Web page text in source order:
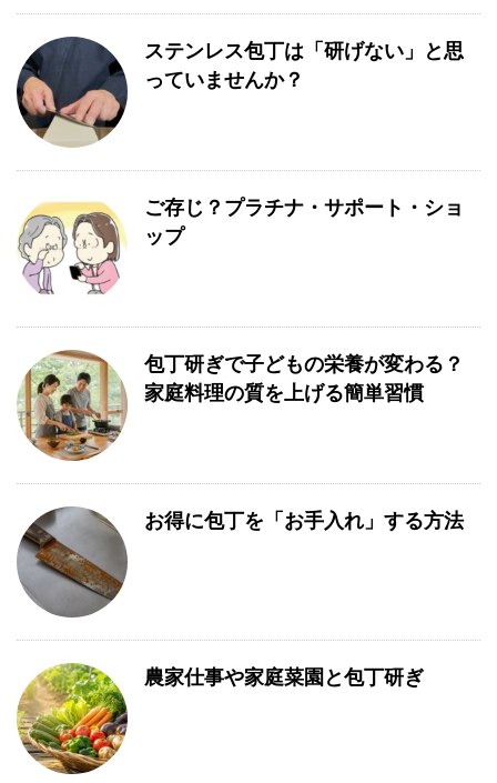
ステンレス包丁は「研げない」と思
っていませんか？
ご存じ？プラチナ・サポート・ショ
ップ
包丁研ぎで子どもの栄養が変わる？
家庭料理の質を上げる簡単習慣
お得に包丁を「お手入れ」する方法
農家仕事や家庭菜園と包丁研ぎ